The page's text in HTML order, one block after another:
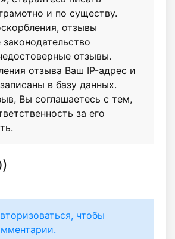
и по существу.
отзывы
отзывы.
отзыва Ваш IP-адрес и
в базу данных.
Вы соглашаетесь с тем,
за его
)
чтобы